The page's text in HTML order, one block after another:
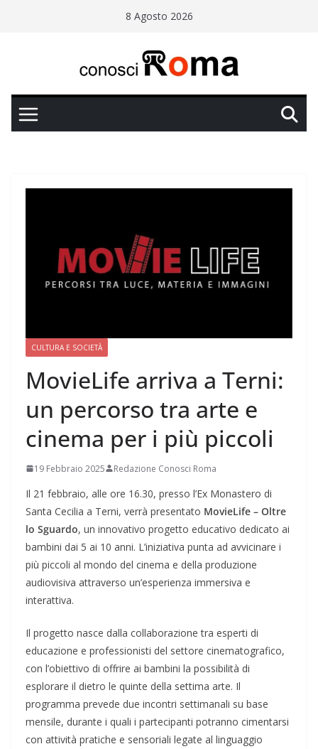
8 Agosto 2026
CULTURA E SOCIETÀ
MovieLife arriva a Terni:
un percorso tra arte e
cinema per i più piccoli
19 Febbraio 2025 Redazione Conosci Roma
Il 21 febbraio, alle ore 16.30, presso l’Ex Monastero di
Santa Cecilia a Terni, verrà presentato MovieLife – Oltre
lo Sguardo, un innovativo progetto educativo dedicato ai
bambini dai 5 ai 10 anni. L’iniziativa punta ad avvicinare i
più piccoli al mondo del cinema e della produzione
audiovisiva attraverso un’esperienza immersiva e
interattiva.
Il progetto nasce dalla collaborazione tra esperti di
educazione e professionisti del settore cinematografico,
con l’obiettivo di offrire ai bambini la possibilità di
esplorare il dietro le quinte della settima arte. Il
programma prevede due incontri settimanali su base
mensile, durante i quali i partecipanti potranno cimentarsi
con attività pratiche e sensoriali legate al linguaggio